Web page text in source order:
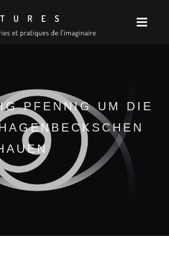
PFENNIG UM DIE